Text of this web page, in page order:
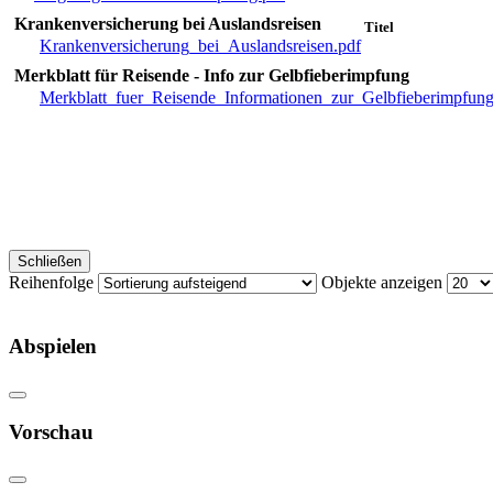
Krankenversicherung bei Auslandsreisen
Krankenversicherung_bei_Auslandsreisen.pdf
Merkblatt für Reisende - Info zur Gelbfieberimpfung
Titel
Schließen
Reihenfolge Objekte anzeigen
Abspielen
Vorschau